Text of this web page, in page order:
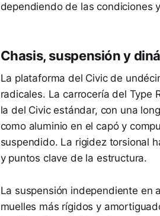
dependiendo de las condiciones
Chasis, suspensión y
La plataforma del Civic de
radicales. La carrocería del Type
la del Civic estándar, con una
como aluminio en el capó y
suspendido. La rigidez torsional
y puntos clave de la estructura.
La suspensión independiente en
muelles más rígidos y